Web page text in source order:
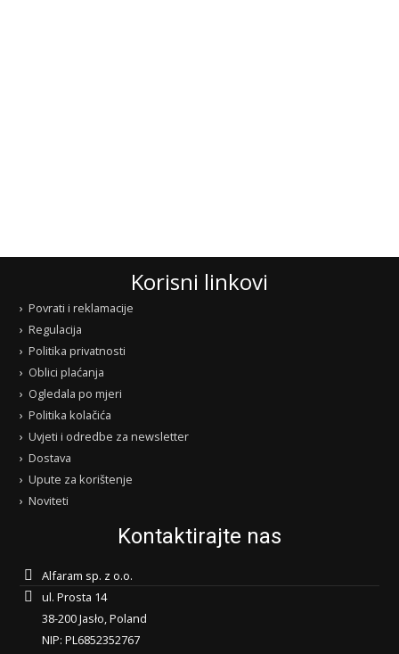
Korisni linkovi
Povrati i reklamacije
Regulacija
Politika privatnosti
Oblici plaćanja
Ogledala po mjeri
Politika kolačića
Uvjeti i odredbe za newsletter
Dostava
Upute za korištenje
Noviteti
Kontaktirajte nas
Alfaram sp. z o.o.
ul. Prosta 14
38-200 Jasło, Poland
NIP: PL6852352767